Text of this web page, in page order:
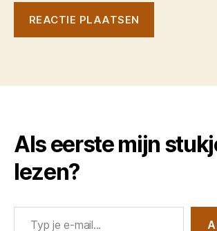
Als eerste mijn
lezen?
Typ je e-mail...